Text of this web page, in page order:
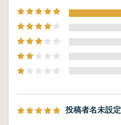
投稿者名未設定